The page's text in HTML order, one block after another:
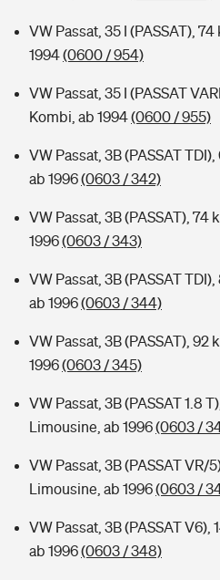
VW Passat, 35 I (PASSAT),
1994(0600 / 954)
VW Passat, 35 I (PASSAT
Kombi, ab 1994(0600 / 955)
VW Passat, 3B (PASSAT
ab 1996(0603 / 342)
VW Passat, 3B (PASSAT), 74
1996(0603 / 343)
VW Passat, 3B (PASSAT
ab 1996(0603 / 344)
VW Passat, 3B (PASSAT), 92
1996(0603 / 345)
VW Passat, 3B (PASSAT 1.8
Limousine, ab 1996(0603 /
VW Passat, 3B (PASSAT VR/
Limousine, ab 1996(0603 /
VW Passat, 3B (PASSAT V6),
ab 1996(0603 / 348)